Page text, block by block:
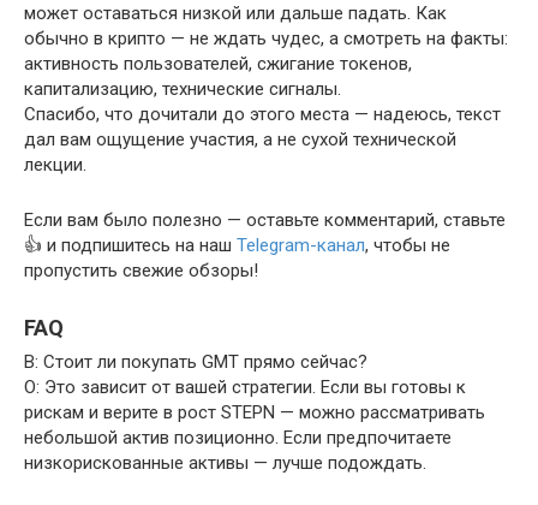
может оставаться низкой или дальше падать. Как
обычно в крипто — не ждать чудес, а смотреть на факты:
активность пользователей, сжигание токенов,
капитализацию, технические сигналы.
Спасибо, что дочитали до этого места — надеюсь, текст
дал вам ощущение участия, а не сухой технической
лекции.
Если вам было полезно — оставьте комментарий, ставьте
👍 и подпишитесь на наш Telegram-канал, чтобы не
пропустить свежие обзоры!
FAQ
В: Стоит ли покупать GMT прямо сейчас?
О: Это зависит от вашей стратегии. Если вы готовы к
рискам и верите в рост STEPN — можно рассматривать
небольшой актив позиционно. Если предпочитаете
низкорискованные активы — лучше подождать.